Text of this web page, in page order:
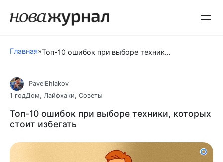
Главная» Топ-10 ошибок при выборе техники, которых стоит избегать
PavelEhlakov
1 годДом, Лайфхаки, Советы
Топ-10 ошибок при выборе техники, которых
стоит избегать